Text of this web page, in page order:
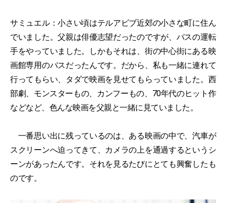
サミュエル：小さい頃はテルアビブ近郊の小さな町に住ん
でいました。父親は俳優志望だったのですが、バスの運転
手をやっていました。しかもそれは、街の中心街にある映
画館専用のバスだったんです。だから、私も一緒に連れて
行ってもらい、タダで映画を見せてもらっていました。西
部劇、モンスターもの、カンフーもの、70年代のヒット作
などなど、色んな映画を父親と一緒に見ていました。
一番思い出に残っているのは、ある映画の中で、汽車が
スクリーンへ迫ってきて、カメラの上を通過するというシ
ーンがあったんです。それを見るたびにとても興奮したも
のです。